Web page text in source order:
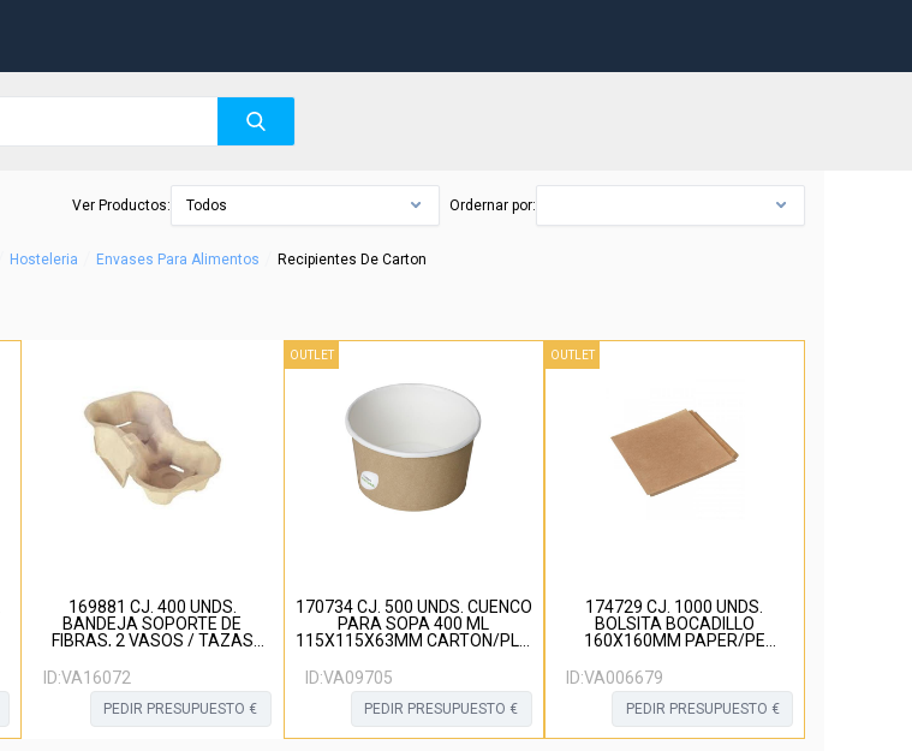
Ver Productos: Todos Ordernar por:
Hosteleria Envases Para Alimentos Recipientes De Carton
169881 CJ. 400 UNDS.
BANDEJA SOPORTE DE
FIBRAS, 2 VASOS / TAZAS
ID:VA16072
PEDIR PRESUPUESTO €
OUTLET
170734 CJ. 500 UNDS. CUENCO
PARA SOPA 400 ML
115X115X63MM CARTON/PLA
ID:VA09705
PEDIR PRESUPUESTO €
OUTLET
174729 CJ. 1000 UNDS.
BOLSITA BOCADILLO
160X160MM PAPER/PE
ID:VA006679
PEDIR PRESUPUESTO €